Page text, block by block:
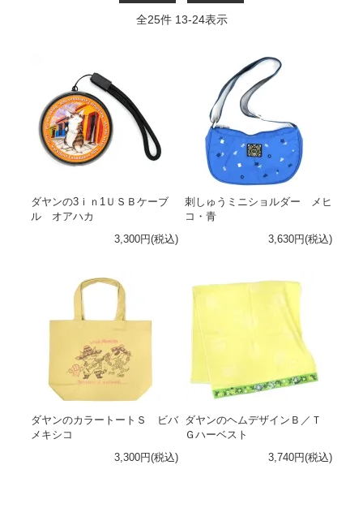
全25件 13-24表示
ダヤンの3ｉｎ1ＵＳＢケーブ
ル オアハカ
3,300円(税込)
刺しゅうミニショルダー メヒ
コ・青
3,630円(税込)
ダヤンのカラートートＳ ビバ
メキシコ
3,300円(税込)
ダヤンのヘムデザインＢ／Ｔ
Ｇハーベスト
3,740円(税込)